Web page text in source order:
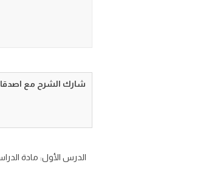
شارك الشرح مع
الدرس الأول: مادة